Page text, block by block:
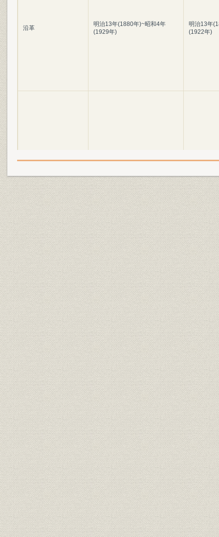
沿革
明治13年(1880年)~昭和4年
(1929年)
明治13年
(1922年)
沿革
(1945年)
(1944年)
沿革
昭和20年(1945年)~昭和36年
(1961年)
昭和22年
(1961年)
沿革
昭和37年(1962年)~昭和55年
(1980年)
昭和36年
(1980年)